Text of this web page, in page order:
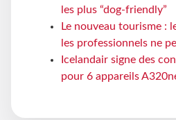
les plus “dog-friendly”
Le nouveau tourisme :
les professionnels ne
Icelandair signe des
pour 6 appareils